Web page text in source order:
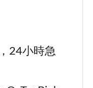
24小時急